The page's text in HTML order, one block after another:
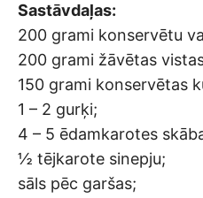
Sastāvdaļas:
200 grami konservētu
200 grami žāvētas
150 grami konservētas
1 – 2 gurķi;
4 – 5 ēdamkarotes
½ tējkarote sinepju;
sāls pēc garšas;